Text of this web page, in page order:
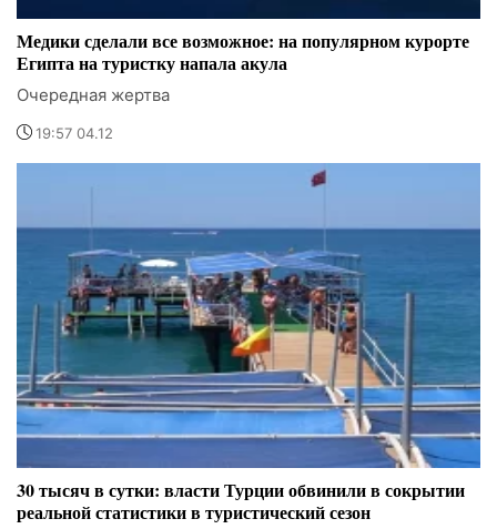
Медики сделали все возможное: на популярном курорте
Египта на туристку напала акула
Очередная жертва
19:57 04.12
30 тысяч в сутки: власти Турции обвинили в сокрытии
реальной статистики в туристический сезон